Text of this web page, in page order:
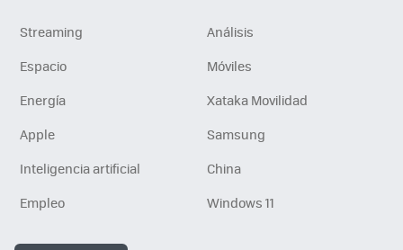
Streaming
Análisis
Espacio
Móviles
Energía
Xataka Movilidad
Apple
Samsung
Inteligencia artificial
China
Empleo
Windows 11